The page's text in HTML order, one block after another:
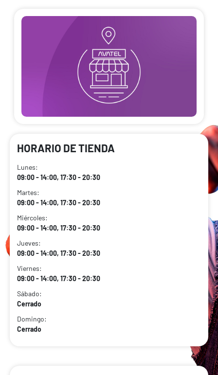
HORARIO DE TIENDA
Lunes:
09:00 - 14:00, 17:30 - 20:30
Martes:
09:00 - 14:00, 17:30 - 20:30
Miércoles:
09:00 - 14:00, 17:30 - 20:30
Jueves:
09:00 - 14:00, 17:30 - 20:30
Viernes:
09:00 - 14:00, 17:30 - 20:30
Sábado:
Cerrado
Domingo:
Cerrado